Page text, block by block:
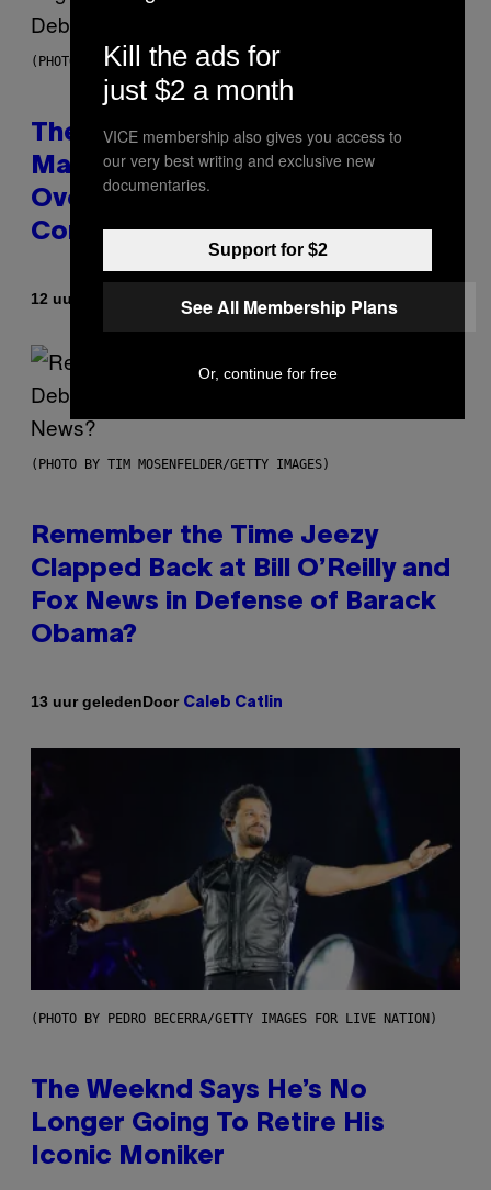
(PHOTO BY JOHNNY NUNEZ/WIREIMAGE)
The 90s Hip-Hop Legend Who
Made T.I. Delay His Debut Album
Over 20 Years Ago: ‘I Definitely
Conceded’
12 uur geleden DoorCaleb Catlin
(PHOTO BY TIM MOSENFELDER/GETTY IMAGES)
Remember the Time Jeezy
Clapped Back at Bill O’Reilly and
Fox News in Defense of Barack
Obama?
13 uur geledenDoor Caleb Catlin
(PHOTO BY PEDRO BECERRA/GETTY IMAGES FOR LIVE NATION)
The Weeknd Says He’s No
Longer Going To Retire His
Iconic Moniker
Kill the ads for
just $2 a month
VICE membership also gives you access to
our very best writing and exclusive new
documentaries.
Support for $2
See All Membership Plans
Or, continue for free